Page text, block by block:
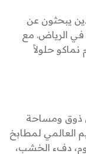
يبحثون عن
في الرياض. مع
حلولاً
ذوق ومساحة
العالمي لمطابخ
دفء الخشب،